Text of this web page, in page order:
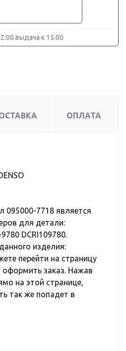
выдача к 15:00
ОПЛАТА
095000-7718 является
для детали:
DCRI109780.
изделия:
перейти на страницу
оформить заказ. Нажав
на этой странице,
так же попадет в